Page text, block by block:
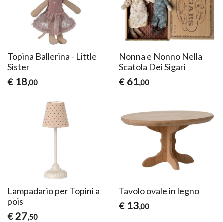
Topina Ballerina - Little
Sister
€ 18,00
Nonna e Nonno Nella
Scatola Dei Sigari
€ 61,00
Lampadario per Topini a
pois
€ 27,50
Tavolo ovale in legno
€ 13,00